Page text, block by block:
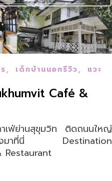
, เด็กบ้านนอกรีวิว,
แวะ
Café &
เฟ่ย่านสุขุมวิท ติดถนนใหญ่
ต้องมาที่นี่ Destination
Restaurant